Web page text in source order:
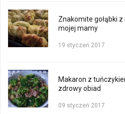
Znakomite gołąbki
mojej mamy
19 styczeń 2017
Makaron z
zdrowy obiad
09 styczeń 2017